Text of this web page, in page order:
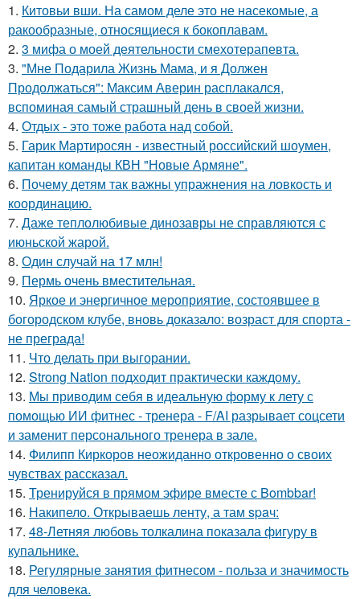
1. Китовьи вши. На самом деле это не насекомые, а
ракообразные, относящиеся к бокоплавам.
2. 3 мифа о моей деятельности смехотерапевта.
3. "Мне Подарила Жизнь Мама, и я Должен
Продолжаться": Максим Аверин расплакался,
вспоминая самый страшный день в своей жизни.
4. Отдых - это тоже работа над собой.
5. Гарик Мартиросян - известный российский шоумен,
капитан команды КВН "Новые Армяне".
6. Почему детям так важны упражнения на ловкость и
координацию.
7. Даже теплолюбивые динозавры не справляются с
июньской жарой.
8. Один случай на 17 млн!
9. Пермь очень вместительная.
10. Яркое и энергичное мероприятие, состоявшее в
богородском клубе, вновь доказало: возраст для спорта -
не преграда!
11. Что делать при выгорании.
12. Strong Nation подходит практически каждому.
13. Мы приводим себя в идеальную форму к лету с
помощью ИИ фитнес - тренера - F/AI разрывает соцсети
и заменит персонального тренера в зале.
14. Филипп Киркоров неожиданно откровенно о своих
чувствах рассказал.
15. Тренируйся в прямом эфире вместе с Bombbar!
16. Накипело. Открываешь ленту, а там spaч:
17. 48-Летняя любовь толкалина показала фигуру в
купальнике.
18. Регулярные занятия фитнесом - польза и значимость
для человека.